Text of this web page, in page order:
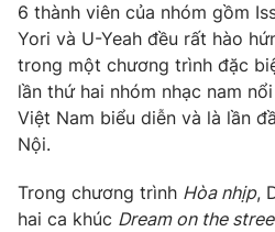
Khán giả
Giải sao mai
Âm nhạc
Sao
Du lịch
Làm đẹp
Chất lượng cuộc sống
Giáo dục
Tuyển sinh
Học trực tuyến
Công nghệ
Sản phẩm
Giao lưu trực tuyến
6 thành viên của nhóm gồm
Yori và U-Yeah đều rất hào
trong một chương trình đặc
lần thứ hai nhóm nhạc nam
Việt Nam biểu diễn và là lần
Nội.
Trong chương trình Hòa nhịp,
hai ca khúc Dream on the